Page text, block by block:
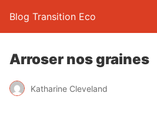
Blog Transition Eco
Arroser nos graines
Katharine Cleveland